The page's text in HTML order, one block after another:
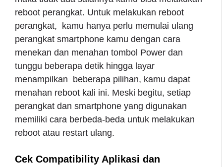
reboot perangkat. Untuk melakukan reboot
perangkat, kamu hanya perlu memulai ulang
perangkat smartphone kamu dengan cara
menekan dan menahan tombol Power dan
tunggu beberapa detik hingga layar
menampilkan beberapa pilihan, kamu dapat
menahan reboot kali ini. Meski begitu, setiap
perangkat dan smartphone yang digunakan
memiliki cara berbeda-beda untuk melakukan
reboot atau restart ulang.
Cek Compatibility Aplikasi dan